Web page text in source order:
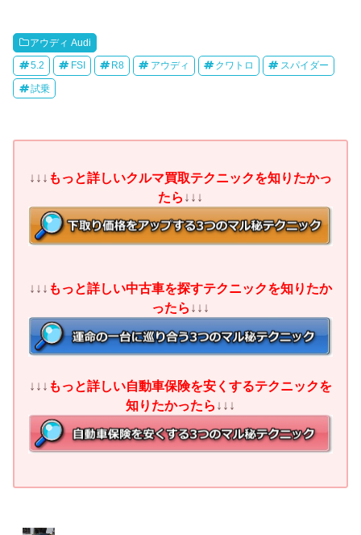
アウディ Audi
5.2 FSI R8 アウディ クワトロ スパイダー
試乗
↓↓↓ もっと詳しいクルマ買取テクニックを知りたかっ
たら ↓↓↓
↓↓↓ もっと詳しい中古車を探すテクニックを知りたか
ったら ↓↓↓
↓↓↓ もっと詳しい自動車保険を安くするテクニックを
知りたかったら ↓↓↓